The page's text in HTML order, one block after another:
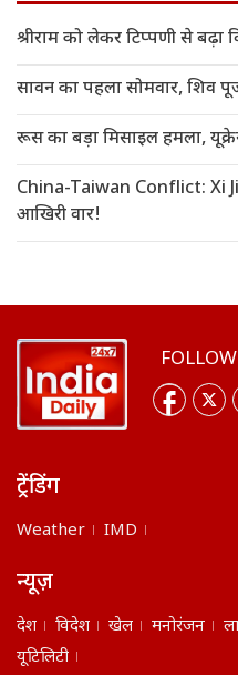
श्रीराम को लेकर टिप्पणी से बढ़ा
सावन का पहला सोमवार, शिव
रूस का बड़ा मिसाइल हमला,
China-Taiwan Conflict: Xi
आखिरी वार!
ट्रेंडिंग
Weather IMD
न्यूज़
देश विदेश खेल मनोरंजन
यूटिलिटी